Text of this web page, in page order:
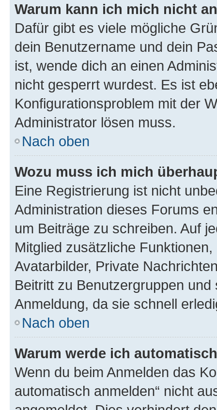
Warum kann ich mich nicht
Dafür gibt es viele mögliche
dein Benutzername und dein
ist, wende dich an einen
nicht gesperrt wurdest. Es ist
Konfigurationsproblem mit der
Administrator lösen muss.
Nach oben
Wozu muss ich mich
Eine Registrierung ist nicht
Administration dieses Forums
um Beiträge zu schreiben. Auf
Mitglied zusätzliche
Avatarbilder, Private
Beitritt zu Benutzergruppen
Anmeldung, da sie schnell
Nach oben
Warum werde ich
Wenn du beim Anmelden das
automatisch anmelden“ nicht